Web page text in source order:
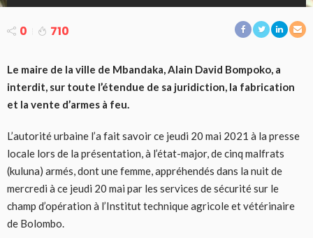
0 710
Le maire de la ville de Mbandaka, Alain David Bompoko, a
interdit, sur toute l’étendue de sa juridiction, la fabrication
et la vente d’armes à feu.
L’autorité urbaine l’a fait savoir ce jeudi 20 mai 2021 à la presse
locale lors de la présentation, à l’état-major, de cinq malfrats
(kuluna) armés, dont une femme, appréhendés dans la nuit de
mercredi à ce jeudi 20 mai par les services de sécurité sur le
champ d’opération à l’Institut technique agricole et vétérinaire
de Bolombo.